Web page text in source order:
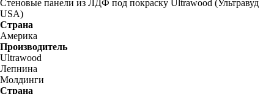
Стеновые панели из ЛДФ под покраску Ultrawood (Ультравуд
USA)
Страна
Америка
Производитель
Ultrawood
Лепнина
Молдинги
Страна